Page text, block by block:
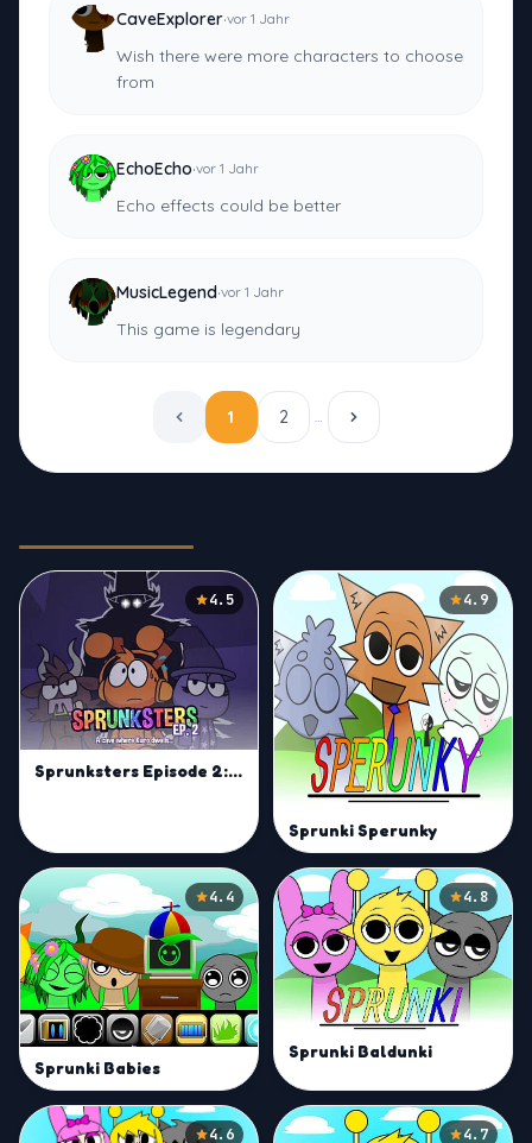
CaveExplorer·vor 1 Jahr
Wish there were more characters to choose
from
EchoEcho·vor 1 Jahr
Echo effects could be better
MusicLegend·vor 1 Jahr
This game is legendary
1 2 …
4.5
Sprunksters Episode 2: The Cave
4.9
Sprunki Sperunky
4.4
Sprunki Babies
4.8
Sprunki Baldunki
4.6 4.7